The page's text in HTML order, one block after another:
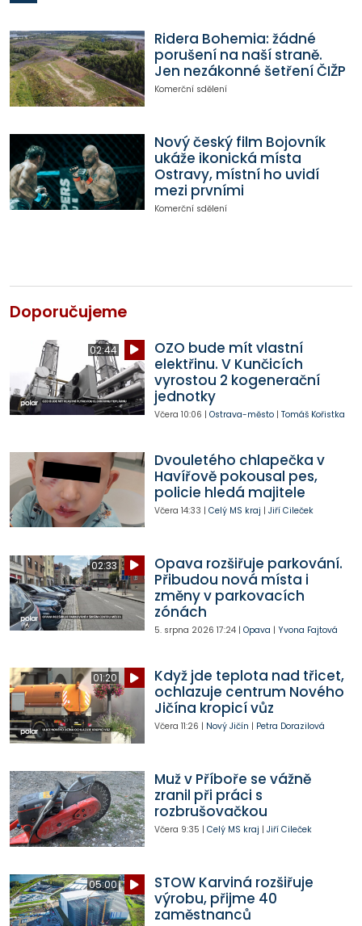
Ridera Bohemia: žádné
porušení na naší straně.
Jen nezákonné šetření ČIŽP
Komerční sdělení
Nový český film Bojovník
ukáže ikonická místa
Ostravy, místní ho uvidí
mezi prvními
Komerční sdělení
Doporučujeme
02:44
OZO bude mít vlastní
elektřinu. V Kunčicích
vyrostou 2 kogenerační
jednotky
Včera 10:06 | Ostrava-město| Tomáš Kořistka
Dvouletého chlapečka v
Havířově pokousal pes,
policie hledá majitele
Včera 14:33 | Celý MS kraj | Jiří Cileček
02:33
Opava rozšiřuje parkování.
Přibudou nová místa i
změny v parkovacích
zónách
5. srpna 2026 17:24| Opava | Yvona Fajtová
01:20
Když jde teplota nad třicet,
ochlazuje centrum Nového
Jičína kropicí vůz
Včera 11:26 | Nový Jičín | Petra Dorazilová
Muž v Příboře se vážně
zranil při práci s
rozbrušovačkou
Včera 9:35 | Celý MS kraj | Jiří Cileček
05:00
STOW Karviná rozšiřuje
výrobu, přijme 40
zaměstnanců